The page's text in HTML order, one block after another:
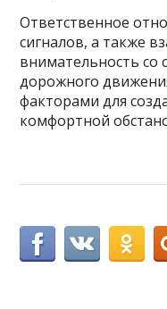
Ответственное
сигналов, а также
внимательность со
дорожного
факторами для
комфортной